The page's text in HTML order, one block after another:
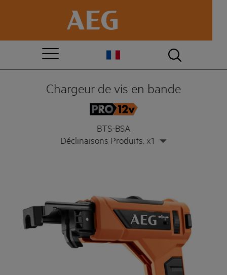
Chargeur de vis en bande
BTS-BSA
Déclinaisons Produits: x1